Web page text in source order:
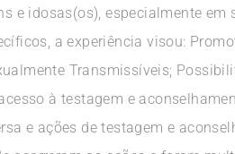
e idosas(os), especialmente
a experiência visou:
Transmissíveis;
à testagem e
e ações de testagem e